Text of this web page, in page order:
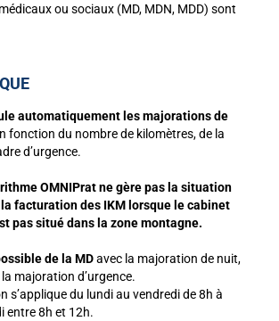
ou sociaux (MD, MDN, MDD) sont
automatiquement les majorations de
fonction du nombre de kilomètres, de la
d’urgence.
OMNIPrat ne gère pas la situation
facturation des IKM lorsque le cabinet
pas situé dans la zone montagne.
de la MDavec la majoration de nuit,
majoration d’urgence.
s’applique du lundi au vendredi de 8h à
entre 8h et 12h.